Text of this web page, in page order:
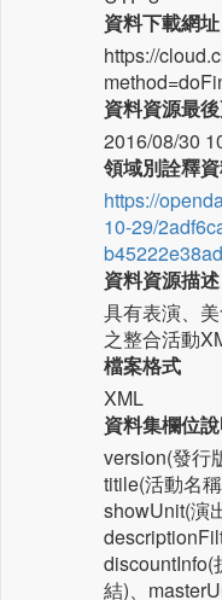
資料下載網址
https://
資料資源最
2016/08/30
領域別詮釋
https://
10-29/
資料資源描述
具有表演、
之整合活動
檔案格式
XML
資料集欄位
version(發行
titile(活動名
showUnit(演
discountInfo(
結)、